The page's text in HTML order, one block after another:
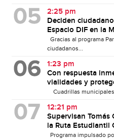
2:25 pm
Deciden
Espacio DIF en la
Gracias al programa
ciudadanos...
1:23 pm
Con respuesta
vialidades y
Cuadrillas
12:21 pm
Supervisan Tomás
la Ruta Estudiantil
Programa impulsado